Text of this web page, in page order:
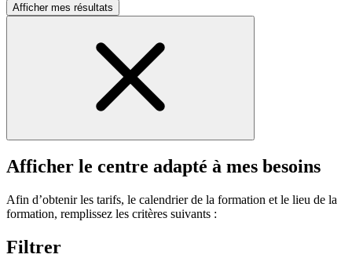
Afficher mes résultats
Afficher le centre adapté à mes besoins
Afin d’obtenir les tarifs, le calendrier de la formation et le lieu de la
formation, remplissez les critères suivants :
Filtrer